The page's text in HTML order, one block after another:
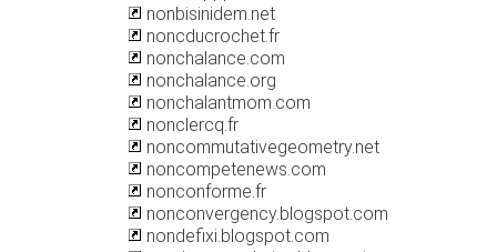
nonbisinidem.net
noncducrochet.fr
nonchalance.com
nonchalance.org
nonchalantmom.com
nonclercq.fr
noncommutativegeometry.net
noncompetenews.com
nonconforme.fr
nonconvergency.blogspot.com
nondefixi.blogspot.com